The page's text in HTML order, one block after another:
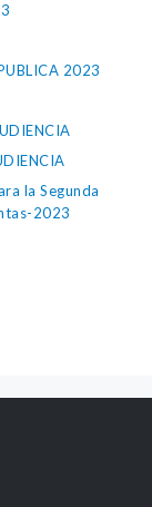
2023
la Segunda
2023